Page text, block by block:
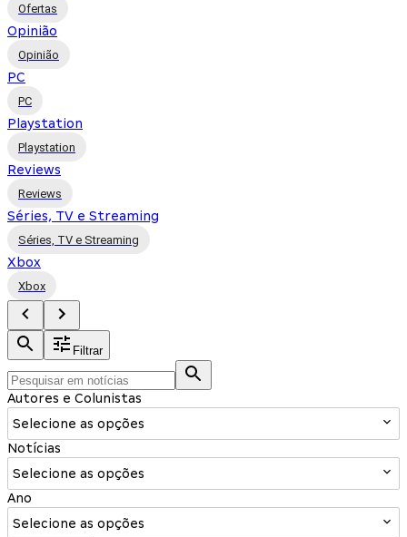
Ofertas
Opinião
Opinião
PC
PC
Playstation
Playstation
Reviews
Reviews
Séries, TV e Streaming
Séries, TV e Streaming
Xbox
Xbox
Filtrar
Autores e Colunistas
Selecione as opções
Notícias
Selecione as opções
Ano
Selecione as opções